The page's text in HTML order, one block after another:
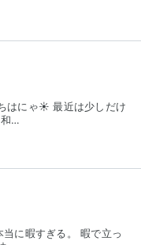
はにゃ☀️ 最近は少しだけ
和…
に暇すぎる。 暇で立っ